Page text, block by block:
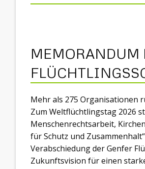
MEMORANDUM
Mehr als 275 Organisationen
Zum Weltflüchtlingstag 2026
Menschenrechtsarbeit,
für Schutz und
Verabschiedung der Genfer
Zukunftsvision für einen